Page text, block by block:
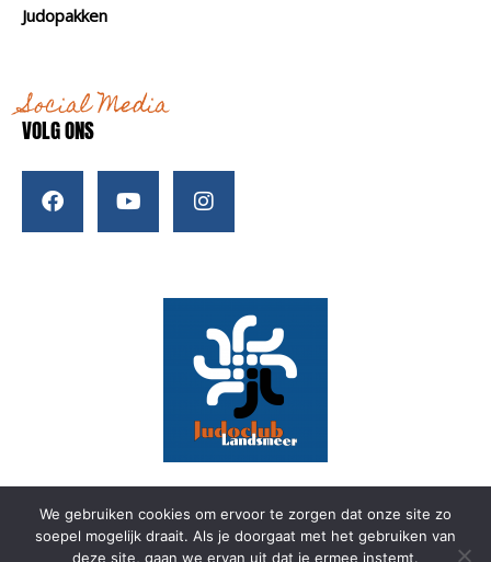
Judopakken
Social Media
VOLG ONS
Realisatie doorStudio PicaflorI Privacyverklaring I
We gebruiken cookies om ervoor te zorgen dat onze site zo
soepel mogelijk draait. Als je doorgaat met het gebruiken van
deze site, gaan we ervan uit dat je ermee instemt.